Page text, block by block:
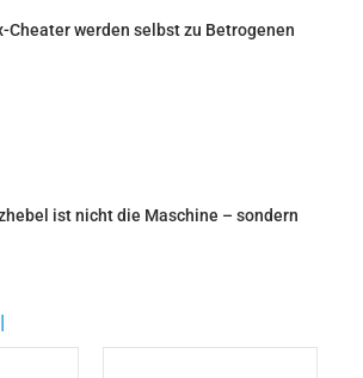
Cheater werden selbst zu Betrogenen
ist nicht die Maschine – sondern